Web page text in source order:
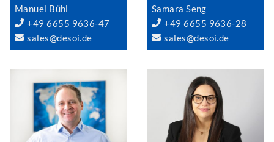
Manuel Bühl
+49 6655 9636-47
sales@desoi.de
Samara Seng
+49 6655 9636-28
sales@desoi.de